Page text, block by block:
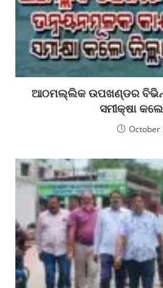
ଆଠମଲ୍ଲିକ ଉପଖଣ୍ଡର
ସମୀକ୍ଷା
October